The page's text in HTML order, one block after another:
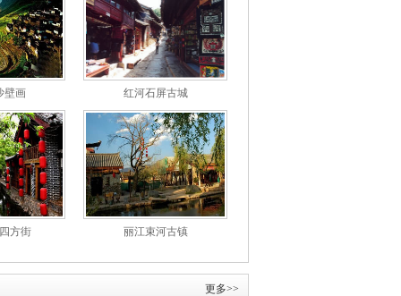
壁画 红河石屏古城
方街 丽江束河古镇
更多>>